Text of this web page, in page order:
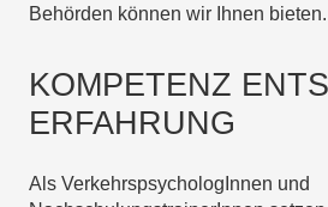
Behörden können wir Ihnen bieten.
KOMPETENZ
ERFAHRUNG
Als VerkehrspsychologInnen und